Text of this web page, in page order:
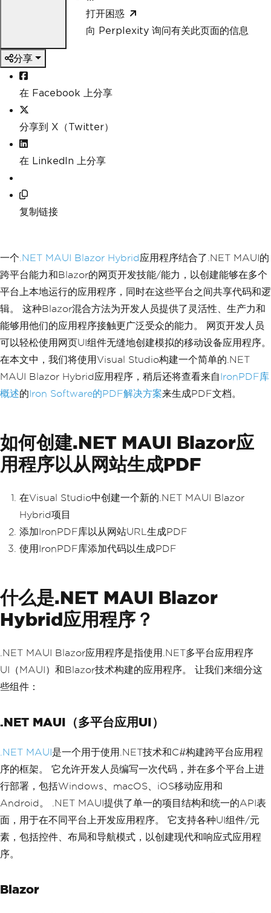
打开困惑
向 Perplexity 询问有关此页面的信息
分享
在 Facebook 上分享
分享到 X（Twitter）
在 LinkedIn 上分享
复制链接
一个 .NET MAUI Blazor Hybrid应用程序结合了.NET MAUI的
跨平台能力和Blazor的网页开发技能/能力，以创建能够在多个
平台上本地运行的应用程序，同时在这些平台之间共享代码和逻
辑。 这种Blazor混合方法为开发人员提供了灵活性、生产力和
能够用他们的应用程序接触更广泛受众的能力。 网页开发人员
可以轻松使用网页UI组件无缝地创建模拟的移动设备应用程序。
在本文中，我们将使用Visual Studio构建一个简单的.NET
MAUI Blazor Hybrid应用程序，稍后还将查看来自IronPDF库
概述的Iron Software的PDF解决方案来生成PDF文档。
如何创建.NET MAUI Blazor应
用程序以从网站生成PDF
在Visual Studio中创建一个新的.NET MAUI Blazor
Hybrid项目
添加IronPDF库以从网站URL生成PDF
使用IronPDF库添加代码以生成PDF
什么是.NET MAUI Blazor
Hybrid应用程序？
.NET MAUI Blazor应用程序是指使用.NET多平台应用程序
UI（MAUI）和Blazor技术构建的应用程序。 让我们来细分这
些组件：
.NET MAUI（多平台应用UI）
.NET MAUI是一个用于使用.NET技术和C#构建跨平台应用程
序的框架。 它允许开发人员编写一次代码，并在多个平台上进
行部署，包括Windows、macOS、iOS移动应用和
Android。 .NET MAUI提供了单一的项目结构和统一的API表
面，用于在不同平台上开发应用程序。 它支持各种UI组件/元
素，包括控件、布局和导航模式，以创建现代和响应式应用程
序。
Blazor